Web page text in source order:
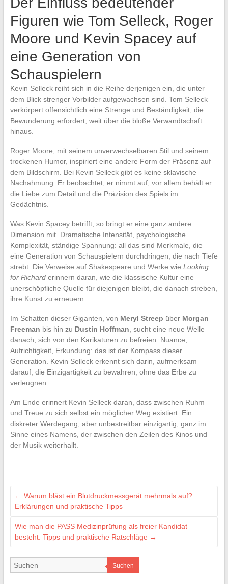
Figuren wie Tom Selleck, Roger
Moore und Kevin Spacey auf
eine Generation von
Schauspielern
Kevin Selleck reiht sich in die Reihe derjenigen ein, die unter
dem Blick strenger Vorbilder aufgewachsen sind. Tom Selleck
verkörpert offensichtlich eine Strenge und Beständigkeit, die
Bewunderung erfordert, weit über die bloße Verwandtschaft
hinaus.
Roger Moore, mit seinem unverwechselbaren Stil und seinem
trockenen Humor, inspiriert eine andere Form der Präsenz auf
dem Bildschirm. Bei Kevin Selleck gibt es keine sklavische
Nachahmung: Er beobachtet, er nimmt auf, vor allem behält er
die Liebe zum Detail und die Präzision des Spiels im
Gedächtnis.
Was Kevin Spacey betrifft, so bringt er eine ganz andere
Dimension mit. Dramatische Intensität, psychologische
Komplexität, ständige Spannung: all das sind Merkmale, die
eine Generation von Schauspielern durchdringen, die nach Tiefe
strebt. Die Verweise auf Shakespeare und Werke wie Looking
for Richarderinnern daran, wie die klassische Kultur eine
unerschöpfliche Quelle für diejenigen bleibt, die danach streben,
ihre Kunst zu erneuern.
Im Schatten dieser Giganten, von Meryl Streep über Morgan
Freeman bis hin zu Dustin Hoffman , sucht eine neue Welle
danach, sich von den Karikaturen zu befreien. Nuance,
Aufrichtigkeit, Erkundung: das ist der Kompass dieser
Generation. Kevin Selleck erkennt sich darin, aufmerksam
darauf, die Einzigartigkeit zu bewahren, ohne das Erbe zu
verleugnen.
Am Ende erinnert Kevin Selleck daran, dass zwischen Ruhm
und Treue zu sich selbst ein möglicher Weg existiert. Ein
diskreter Werdegang, aber unbestreitbar einzigartig, ganz im
Sinne eines Namens, der zwischen den Zeilen des Kinos und
der Musik weiterhallt.
← Warum bläst ein Blutdruckmessgerät mehrmals auf?
Erklärungen und praktische Tipps
Wie man die PASS Medizinprüfung als freier Kandidat
besteht: Tipps und praktische Ratschläge →
Suchen